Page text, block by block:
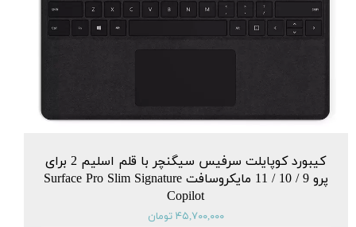
کیبورد کوپایلت سرفیس سیگنچر با قلم اسلیم 2 برای
پرو 9 / 10 / 11 مایکروسافت Surface Pro Slim Signature
Copilot
۴۵,۷۰۰,۰۰۰ تومان